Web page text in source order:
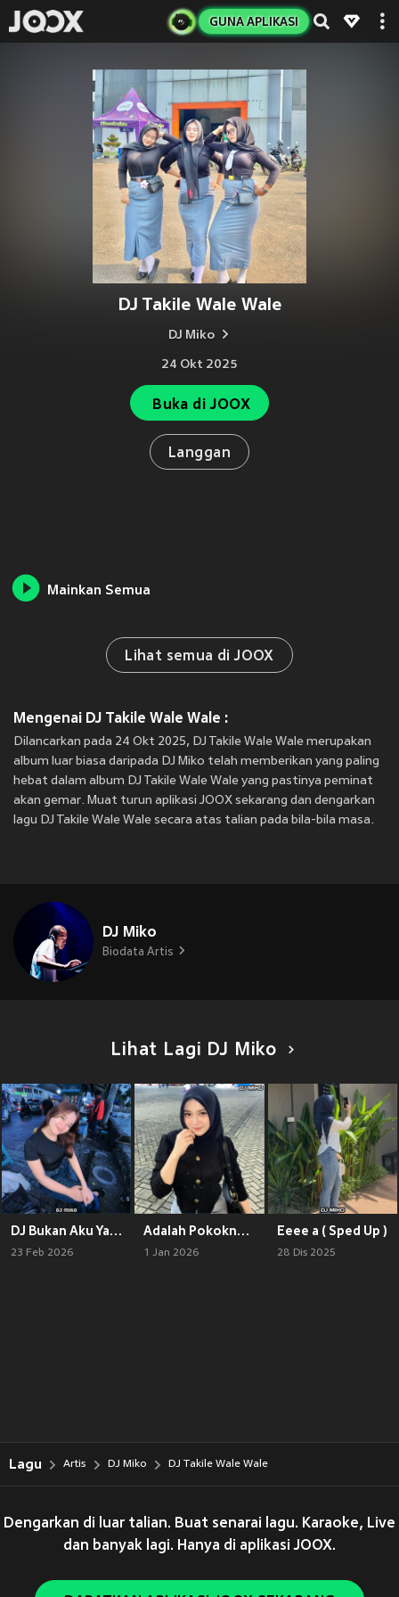
GUNA APLIKASI
DJ Takile Wale Wale
DJ Miko
24 Okt 2025
Buka di JOOX
Langgan
Mainkan Semua
Lihat semua di JOOX
Mengenai DJ Takile Wale Wale :
Dilancarkan pada 24 Okt 2025, DJ Takile Wale Wale merupakan
album luar biasa daripada DJ Miko telah memberikan yang paling
hebat dalam album DJ Takile Wale Wale yang pastinya peminat
akan gemar. Muat turun aplikasi JOOX sekarang dan dengarkan
lagu DJ Takile Wale Wale secara atas talian pada bila-bila masa.
DJ Miko
Biodata Artis
Lihat Lagi DJ Miko
DJ Bukan Aku Yang Mencarimu (Remix)
23 Feb 2026
Adalah Pokoknya (Speed Up)
1 Jan 2026
Eeee a ( Sped Up )
28 Dis 2025
Lagu Artis DJ Miko DJ Takile Wale Wale
Dengarkan di luar talian. Buat senarai lagu. Karaoke, Live
dan banyak lagi. Hanya di aplikasi JOOX.